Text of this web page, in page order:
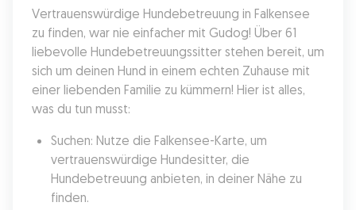
Vertrauenswürdige Hundebetreuung in Falkensee
zu finden, war nie einfacher mit Gudog! Über 61
liebevolle Hundebetreuungssitter stehen bereit, um
sich um deinen Hund in einem echten Zuhause mit
einer liebenden Familie zu kümmern! Hier ist alles,
was du tun musst:
Suchen: Nutze die Falkensee-Karte, um
vertrauenswürdige Hundesitter, die
Hundebetreuung anbieten, in deiner Nähe zu
finden.